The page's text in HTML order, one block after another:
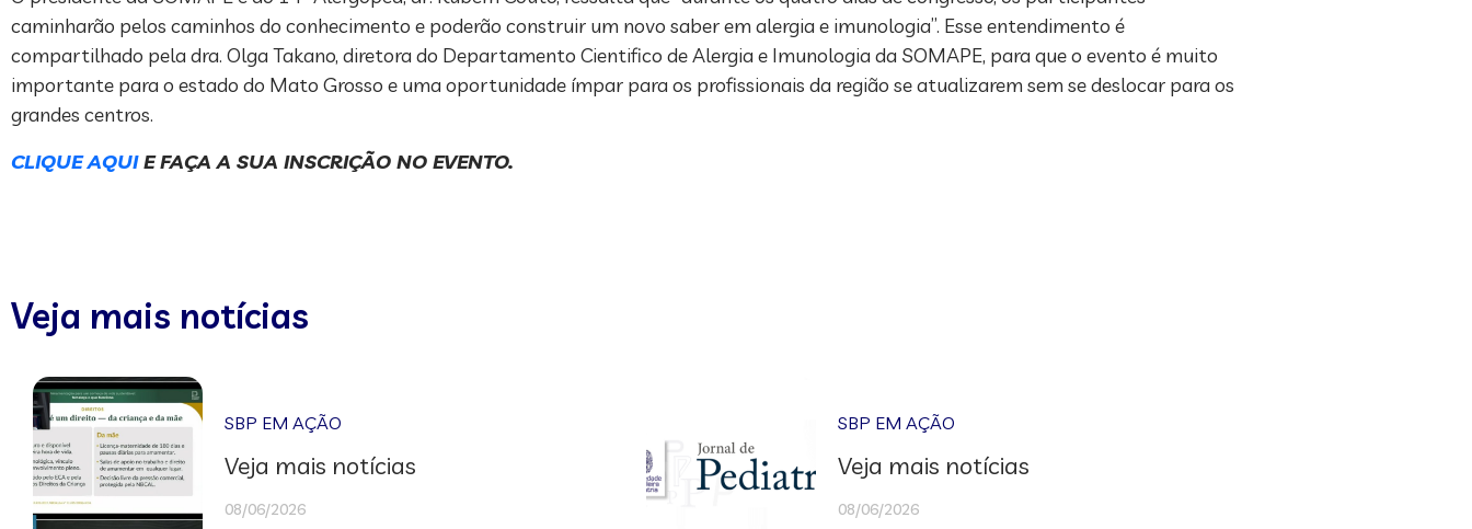
caminharão pelos caminhos do conhecimento e poderão construir um novo saber em alergia e imunologia”. Esse entendimento é
compartilhado pela dra. Olga Takano, diretora do Departamento Cientifico de Alergia e Imunologia da SOMAPE, para que o evento é muito
importante para o estado do Mato Grosso e uma oportunidade ímpar para os profissionais da região se atualizarem sem se deslocar para os
grandes centros.
CLIQUE AQUIE FAÇA A SUA INSCRIÇÃO NO EVENTO.
Veja mais notícias
SBP EM AÇÃO
Veja mais notícias
08/06/2026
SBP EM AÇÃO
Veja mais notícias
08/06/2026